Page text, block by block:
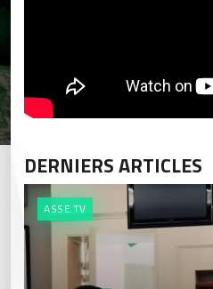
DERNIERS ARTICLES
ASSE.TV